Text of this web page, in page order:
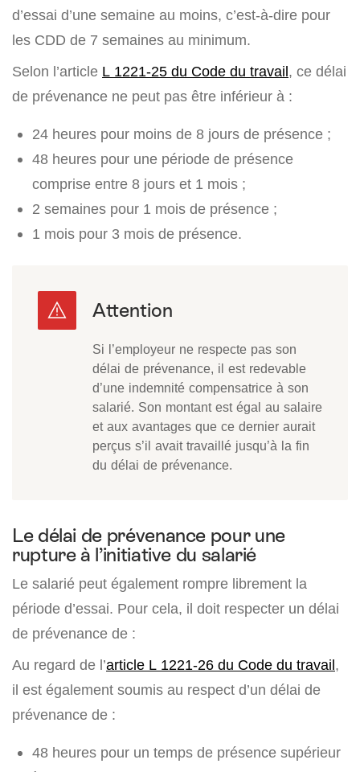
d’essai d’une semaine au moins, c’est-à-dire pour
les CDD de 7 semaines au minimum.
Selon l’article L 1221-25 du Code du travail, ce délai
de prévenance ne peut pas être inférieur à :
24 heures pour moins de 8 jours de présence ;
48 heures pour une période de présence
comprise entre 8 jours et 1 mois ;
2 semaines pour 1 mois de présence ;
1 mois pour 3 mois de présence.
Si l’employeur ne respecte pas son
délai de prévenance, il est redevable
d’une indemnité compensatrice à son
salarié. Son montant est égal au salaire
et aux avantages que ce dernier aurait
perçus s’il avait travaillé jusqu’à la fin
du délai de prévenance.
Le délai de prévenance pour une
rupture à l’initiative du salarié
Le salarié peut également rompre librement la
période d’essai. Pour cela, il doit respecter un délai
de prévenance de :
Au regard de l’article L 1221-26 du Code du travail,
il est également soumis au respect d’un délai de
prévenance de :
48 heures pour un temps de présence supérieur